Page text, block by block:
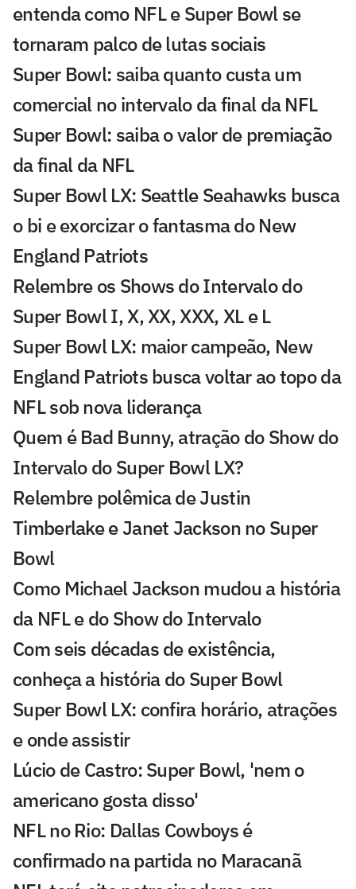
entenda como NFL e Super Bowl se
tornaram palco de lutas sociais
Super Bowl: saiba quanto custa um
comercial no intervalo da final da NFL
Super Bowl: saiba o valor de premiação
da final da NFL
Super Bowl LX: Seattle Seahawks busca
o bi e exorcizar o fantasma do New
England Patriots
Relembre os Shows do Intervalo do
Super Bowl I, X, XX, XXX, XL e L
Super Bowl LX: maior campeão, New
England Patriots busca voltar ao topo da
NFL sob nova liderança
Quem é Bad Bunny, atração do Show do
Intervalo do Super Bowl LX?
Relembre polêmica de Justin
Timberlake e Janet Jackson no Super
Bowl
Como Michael Jackson mudou a história
da NFL e do Show do Intervalo
Com seis décadas de existência,
conheça a história do Super Bowl
Super Bowl LX: confira horário, atrações
e onde assistir
Lúcio de Castro: Super Bowl, 'nem o
americano gosta disso'
NFL no Rio: Dallas Cowboys é
confirmado na partida no Maracanã